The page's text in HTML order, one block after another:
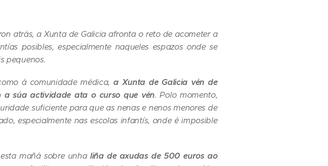
atrás, a Xunta de Galicia afronta o reto de acometer a
posibles, especialmente naqueles espazos onde se
pequenos.
á comunidade médica,a Xunta de Galicia vén de
a súa actividade ata o curso que vén. Polo momento,
suficiente para que as nenas e nenos menores de
especialmente nas escolas infantís, onde é imposible
mañá sobre unha liña de axudas de 500 euros ao